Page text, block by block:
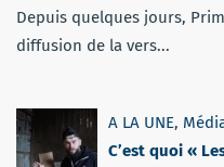
Depuis quelques jours,
diffusion de la vers...
A LA UNE,
C’est quoi «